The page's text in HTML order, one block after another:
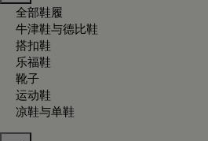
全部鞋履
牛津鞋与德比鞋
搭扣鞋
乐福鞋
靴子
运动鞋
凉鞋与单鞋